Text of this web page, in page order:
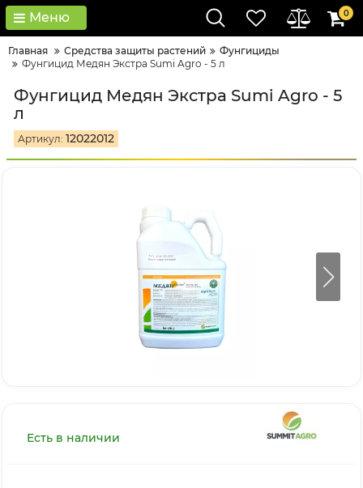
Меню 0
Главная Средства защиты растений
Фунгициды
Фунгицид Медян Экстра Sumi Agro - 5 л
Фунгицид Медян Экстра Sumi Agro - 5
л
Артикул: 12022012
Есть в наличии